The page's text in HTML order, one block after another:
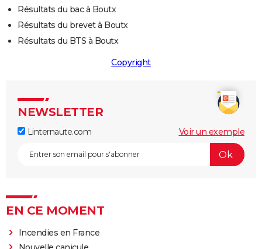
Résultats du bac à Boutx
Résultats du brevet à Boutx
Résultats du BTS à Boutx
Copyright
NEWSLETTER
Linternaute.com Voir un exemple
EN CE MOMENT
Incendies en France